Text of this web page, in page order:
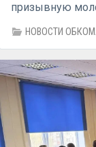
призывную
стал активист
НОВОСТИ